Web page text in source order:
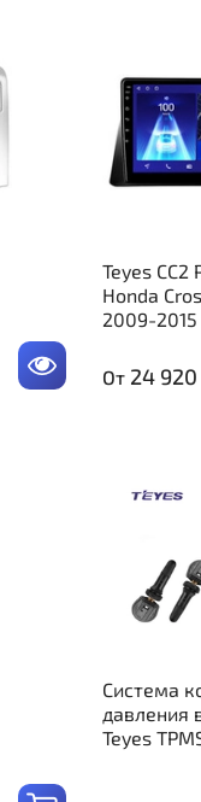
Teyes CC2
Honda
2009-2015
От 24 920
Система
давления
Teyes